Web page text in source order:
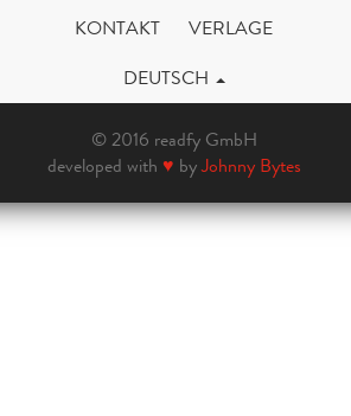
KONTAKT
VERLAGE
DEUTSCH
© 2016 readfy GmbH
developed with ♥ byJohnny Bytes